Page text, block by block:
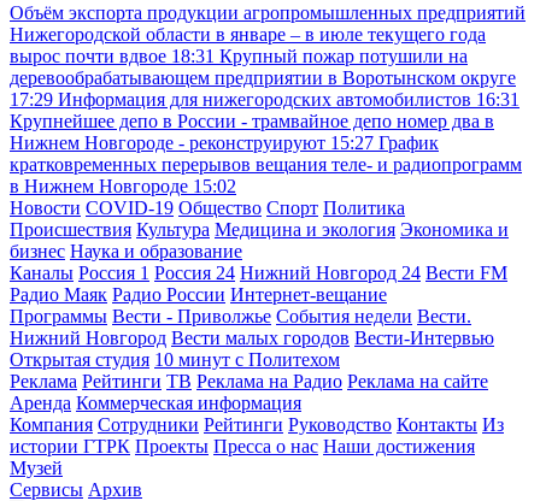
Объём экспорта продукции агропромышленных предприятий
Нижегородской области в январе – в июле текущего года
вырос почти вдвое 18:31 Крупный пожар потушили на
деревообрабатывающем предприятии в Воротынском округе
17:29 Информация для нижегородских автомобилистов 16:31
Крупнейшее депо в России - трамвайное депо номер два в
Нижнем Новгороде - реконструируют 15:27 График
кратковременных перерывов вещания теле- и радиопрограмм
в Нижнем Новгороде 15:02
Новости COVID-19 Общество Спорт Политика
Происшествия Культура Медицина и экология Экономика и
бизнес Наука и образование
Каналы Россия 1 Россия 24 Нижний Новгород 24 Вести FM
Радио Маяк Радио России Интернет-вещание
Программы Вести - Приволжье События недели Вести.
Нижний Новгород Вести малых городов Вести-Интервью
Открытая студия 10 минут с Политехом
Реклама Рейтинги ТВ Реклама на Радио Реклама на сайте
Аренда Коммерческая информация
Компания Сотрудники Рейтинги Руководство Контакты Из
истории ГТРК Проекты Пресса о нас Наши достижения
Музей
Сервисы Архив